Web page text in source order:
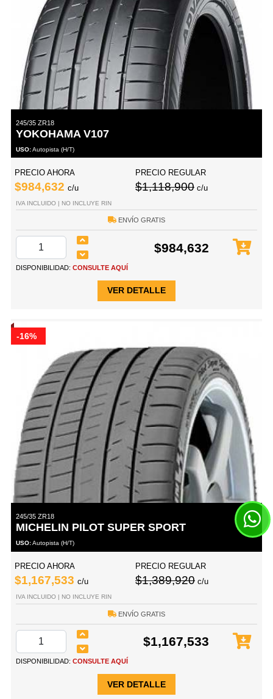
245/35 ZR18
YOKOHAMA V107
USO:Autopista (H/T)
PRECIO AHORA
$984,632 c/u
PRECIO REGULAR
$1,118,900 c/u
IVA INCLUIDO | NO INCLUYE RIN
ENVÍO GRATIS
$984,632
DISPONIBILIDAD: CONSULTE AQUÍ
VER DETALLE
-16%
245/35 ZR18
MICHELIN PILOT SUPER SPORT
USO:Autopista (H/T)
PRECIO AHORA
$1,167,533 c/u
PRECIO REGULAR
$1,389,920 c/u
IVA INCLUIDO | NO INCLUYE RIN
ENVÍO GRATIS
$1,167,533
DISPONIBILIDAD: CONSULTE AQUÍ
VER DETALLE